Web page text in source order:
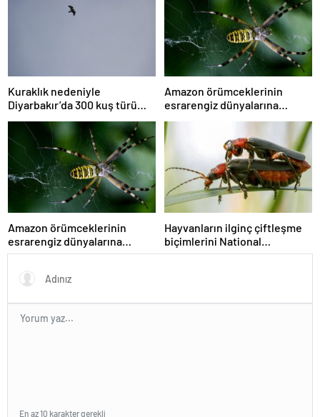
Kuraklık nedeniyle
Diyarbakır’da 300 kuş türü
tehdit altında
Amazon örümceklerinin
esrarengiz dünyalarına
gitmeye hazır olun.
Amazon örümceklerinin
esrarengiz dünyalarına
gitmeye hazır olun.
Hayvanların ilginç çiftleşme
biçimlerini National
Geographic görüntüledi.
En az 10 karakter gerekli